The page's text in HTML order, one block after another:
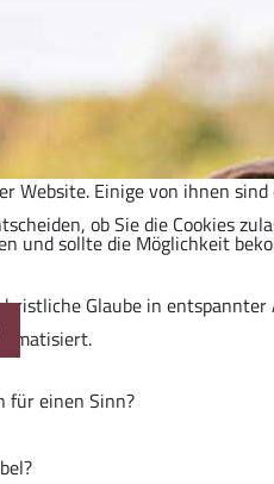
und sollte die Möglichkeit
Glaube in
für einen Sinn?
Website. Einige von ihnen
ob Sie die Cookies